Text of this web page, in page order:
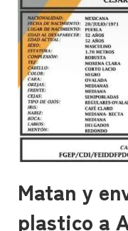
Matan y
plastico a